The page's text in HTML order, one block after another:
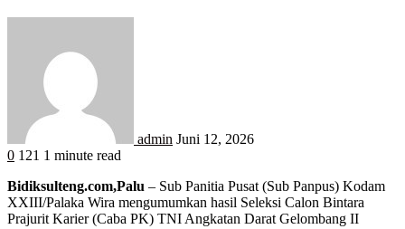
admin Juni 12, 2026
0 121 1 minute read
Bidiksulteng.com,Palu – Sub Panitia Pusat (Sub Panpus) Kodam
XXIII/Palaka Wira mengumumkan hasil Seleksi Calon Bintara
Prajurit Karier (Caba PK) TNI Angkatan Darat Gelombang II